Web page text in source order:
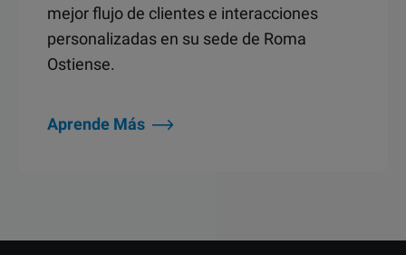
mejor flujo de clientes e interacciones
personalizadas en su sede de Roma
Ostiense.
Aprende Más